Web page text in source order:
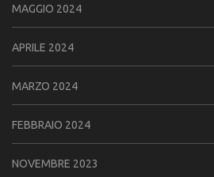
MAGGIO 2024
APRILE 2024
MARZO 2024
FEBBRAIO 2024
NOVEMBRE 2023